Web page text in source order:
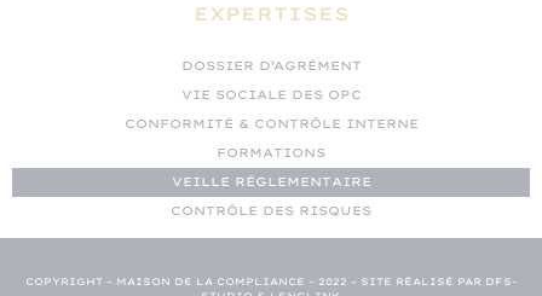
EXPERTISES
DOSSIER D’AGRÉMENT
VIE SOCIALE DES OPC
CONFORMITÉ & CONTRÔLE INTERNE
FORMATIONS
VEILLE RÉGLEMENTAIRE
CONTRÔLE DES RISQUES
COPYRIGHT – MAISON DE LA COMPLIANCE – 2022 – SITE RÉALISÉ PAR DFS-